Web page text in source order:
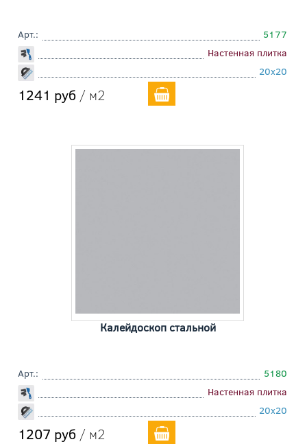
Арт.:
5177
Настенная плитка
20x20
1241 руб / м2
Калейдоскоп стальной
Арт.:
5180
Настенная плитка
20x20
1207 руб / м2